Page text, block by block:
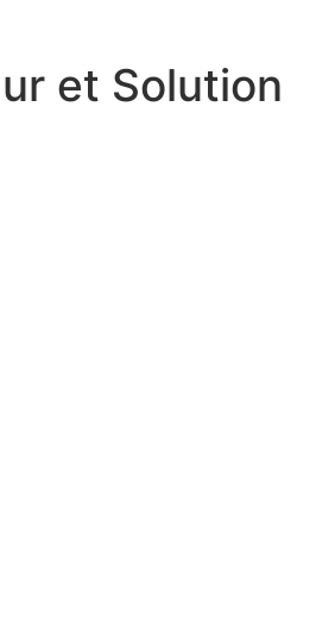
et Solution